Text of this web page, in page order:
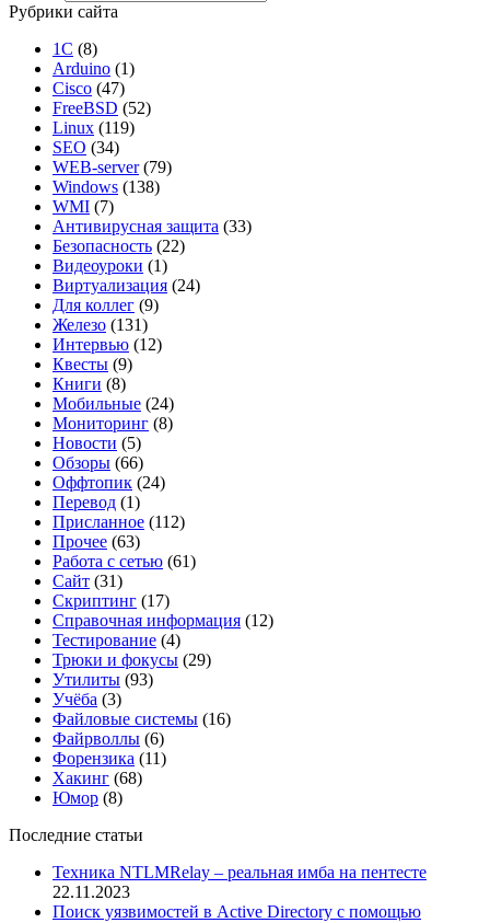
Рубрики сайта
1С (8)
Arduino (1)
Cisco (47)
FreeBSD (52)
Linux (119)
SEO (34)
WEB-server(79)
Windows (138)
WMI (7)
Антивирусная защита (33)
Безопасность (22)
Видеоуроки (1)
Виртуализация (24)
Для коллег (9)
Железо (131)
Интервью (12)
Квесты (9)
Книги (8)
Мобильные (24)
Мониторинг (8)
Новости (5)
Обзоры (66)
Оффтопик (24)
Перевод (1)
Присланное (112)
Прочее (63)
Работа с сетью (61)
Сайт (31)
Скриптинг (17)
Справочная информация (12)
Тестирование (4)
Трюки и фокусы (29)
Утилиты (93)
Учёба (3)
Файловые системы (16)
Файрволлы (6)
Форензика (11)
Хакинг (68)
Юмор (8)
Последние статьи
Техника NTLMRelay – реальная имба на пентесте
22.11.2023
Поиск уязвимостей в Active Directory с помощью